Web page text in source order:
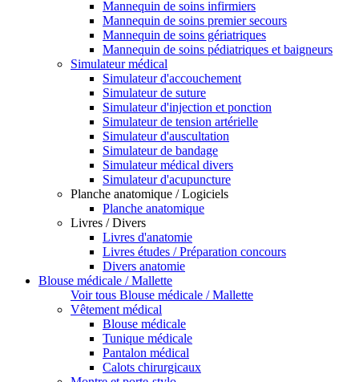
Mannequin de soins infirmiers
Mannequin de soins premier secours
Mannequin de soins gériatriques
Mannequin de soins pédiatriques et baigneurs
Simulateur médical
Simulateur d'accouchement
Simulateur de suture
Simulateur d'injection et ponction
Simulateur de tension artérielle
Simulateur d'auscultation
Simulateur de bandage
Simulateur médical divers
Simulateur d'acupuncture
Planche anatomique / Logiciels
Planche anatomique
Livres / Divers
Livres d'anatomie
Livres études / Préparation concours
Divers anatomie
Blouse médicale / Mallette
Voir tous Blouse médicale / Mallette
Vêtement médical
Blouse médicale
Tunique médicale
Pantalon médical
Calots chirurgicaux